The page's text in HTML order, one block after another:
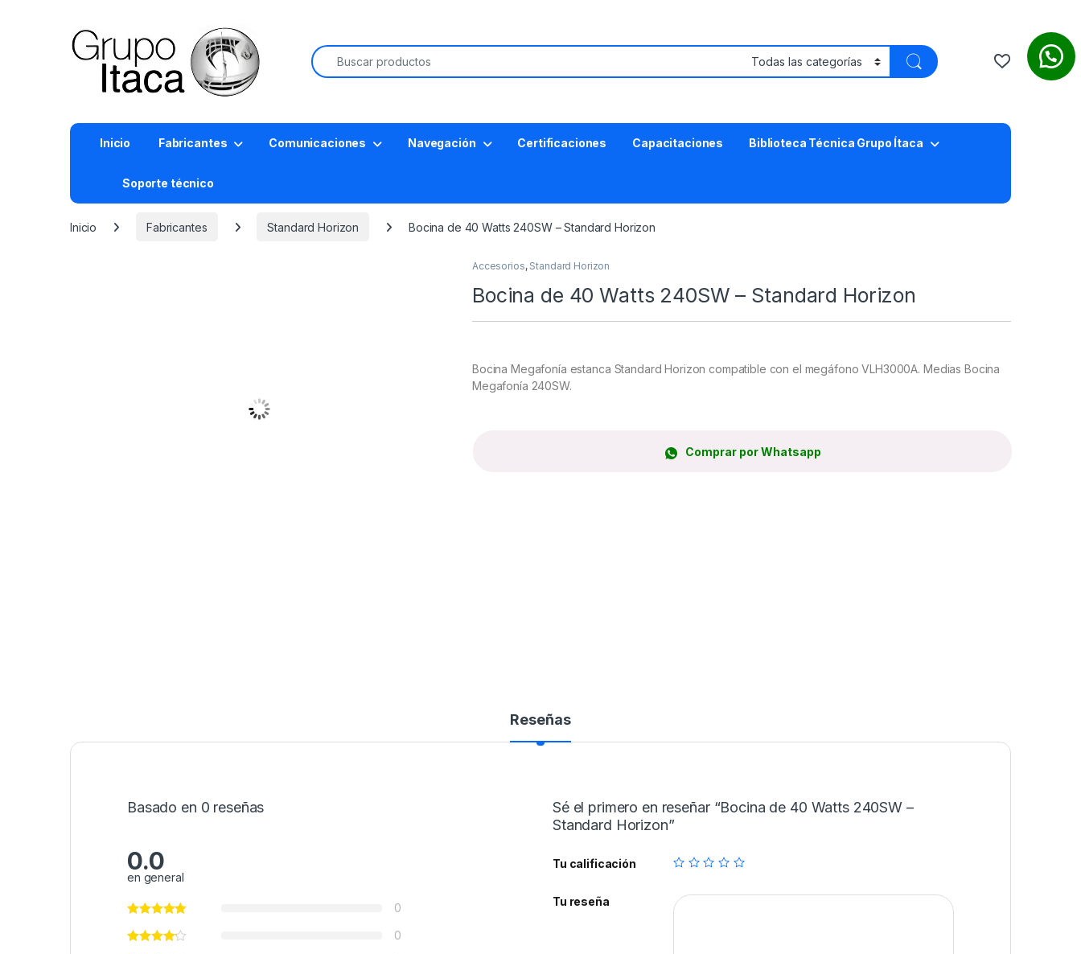
Buscar:
Inicio Fabricantes Comunicaciones Navegación Certificaciones Capacitaciones Biblioteca Técnica Grupo Ítaca
Soporte técnico
Inicio Fabricantes Standard Horizon Bocina de 40 Watts 240SW – Standard Horizon
Accesorios, Standard Horizon
Bocina de 40 Watts 240SW – Standard Horizon
Bocina Megafonía estanca Standard Horizon compatible con el megáfono VLH3000A. Medias Bocina
Megafonía 240SW.
Comprar por Whatsapp
Reseñas
Basado en 0 reseñas
0.0
en general
0
0
Sé el primero en reseñar “Bocina de 40 Watts 240SW –
Standard Horizon”
Tu calificación
Tu reseña